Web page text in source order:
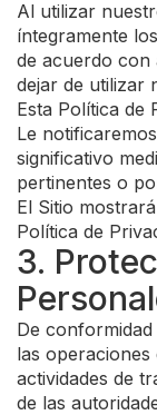
Al utilizar
íntegramente
de acuerdo con
dejar de utilizar
Esta Política de
Le
significativo
pertinentes o
El Sitio
Política de
3.
De
las
actividades de
de las